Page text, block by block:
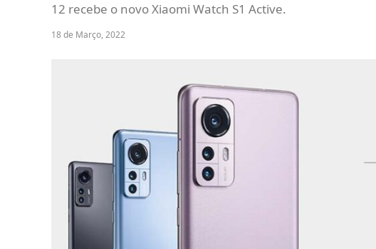
12 recebe o novo Xiaomi Watch S1 Active.
18 de Março, 2022